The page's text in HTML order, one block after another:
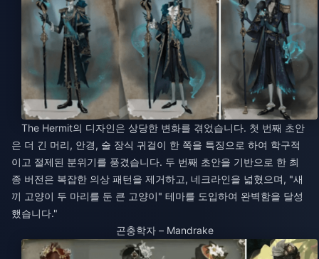
The Hermit의 디자인은 상당한 변화를 겪었습니다. 첫 번째 초안
은 더 긴 머리, 안경, 술 장식 귀걸이 한 쪽을 특징으로 하여 학구적
이고 절제된 분위기를 풍겼습니다. 두 번째 초안을 기반으로 한 최
종 버전은 복잡한 의상 패턴을 제거하고, 네크라인을 넓혔으며, "새
끼 고양이 두 마리를 둔 큰 고양이" 테마를 도입하여 완벽함을 달성
했습니다."
곤충학자 – Mandrake